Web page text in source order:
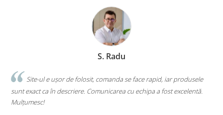
Pregătire pentru admitere
Pregătire Evaluare Națională
Clasici români și universali
Literatură modernă și
contemporană
S. Radu
Site-ul e ușor de folosit, comanda se face rapid, iar produsele
sunt exact ca în descriere. Comunicarea cu echipa a fost excelentă.
Mulțumesc!